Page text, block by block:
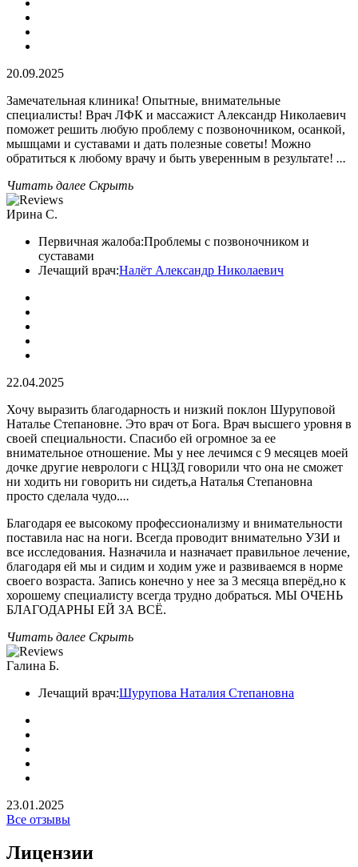
20.09.2025
Замечательная клиника! Опытные, внимательные
специалисты! Врач ЛФК и массажист Александр Николаевич
поможет решить любую проблему с позвоночником, осанкой,
мышцами и суставами и дать полезные советы! Можно
обратиться к любому врачу и быть уверенным в результате! ...
Читать далее Скрыть
Ирина С.
Первичная жалоба:Проблемы с позвоночником и
суставами
Лечащий врач:Налёт Александр Николаевич
22.04.2025
Хочу выразить благодарность и низкий поклон Шуруповой
Наталье Степановне. Это врач от Бога. Врач высшего уровня в
своей специальности. Спасибо ей огромное за ее
внимательное отношение. Мы у нее лечимся с 9 месяцев моей
дочке другие неврологи с НЦЗД говорили что она не сможет
ни ходить ни говорить ни сидеть,а Наталья Степановна
просто сделала чудо....
Благодаря ее высокому профессионализму и внимательности
поставила нас на ноги. Всегда проводит внимательно УЗИ и
все исследования. Назначила и назначает правильное лечение,
благодаря ей мы и сидим и ходим уже и развиваемся в норме
своего возраста. Запись конечно у нее за 3 месяца вперёд,но к
хорошему специалисту всегда трудно добраться. МЫ ОЧЕНЬ
БЛАГОДАРНЫ ЕЙ ЗА ВСЁ.
Читать далее Скрыть
Галина Б.
Лечащий врач:Шурупова Наталия Степановна
23.01.2025
Все отзывы
Лицензии